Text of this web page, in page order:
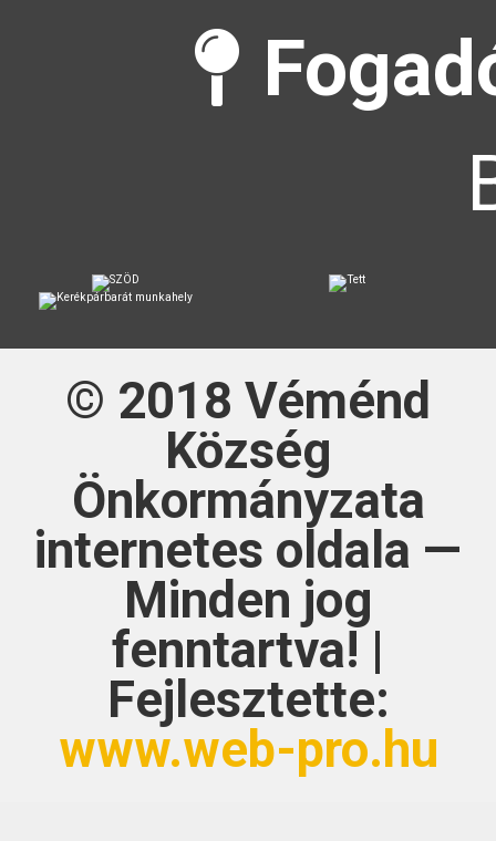
© 2018 Véménd
Község
Önkormányzata
internetes oldala —
Minden jog
fenntartva! |
Fejlesztette:
www.web-pro.hu